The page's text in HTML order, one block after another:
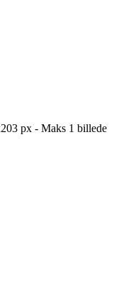
px - Maks 1 billede